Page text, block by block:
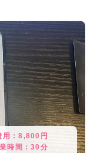
用：8,800 円
時間：30分